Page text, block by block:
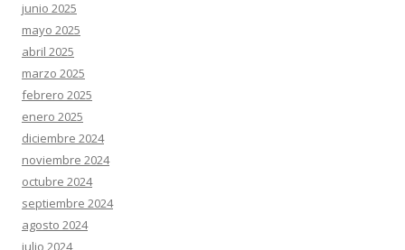
junio 2025
mayo 2025
abril 2025
marzo 2025
febrero 2025
enero 2025
diciembre 2024
noviembre 2024
octubre 2024
septiembre 2024
agosto 2024
julio 2024